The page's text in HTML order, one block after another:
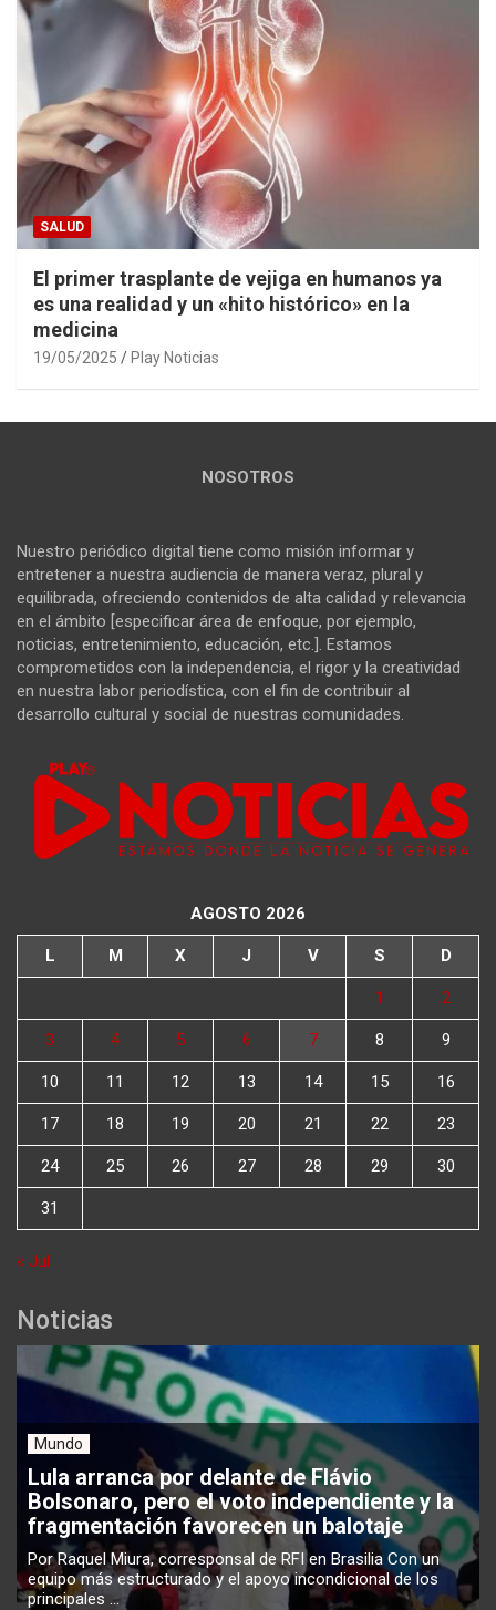
SALUD
El primer trasplante de vejiga en humanos ya
es una realidad y un «hito histórico» en la
medicina
19/05/2025 Play Noticias
NOSOTROS
Nuestro periódico digital tiene como misión informar y
entretener a nuestra audiencia de manera veraz, plural y
equilibrada, ofreciendo contenidos de alta calidad y relevancia
en el ámbito [especificar área de enfoque, por ejemplo,
noticias, entretenimiento, educación, etc.]. Estamos
comprometidos con la independencia, el rigor y la creatividad
en nuestra labor periodística, con el fin de contribuir al
desarrollo cultural y social de nuestras comunidades.
AGOSTO 2026
L M X J V S D
1 2
3 4 5 6 7 8 9
10 11 12 13 14 15 16
17 18 19 20 21 22 23
24 25 26 27 28 29 30
31
« Jul
Noticias
Mundo
Lula arranca por delante de Flávio
Bolsonaro, pero el voto independiente y la
fragmentación favorecen un balotaje
Por Raquel Miura, corresponsal de RFI en Brasilia Con un
equipo más estructurado y el apoyo incondicional de los
principales ...